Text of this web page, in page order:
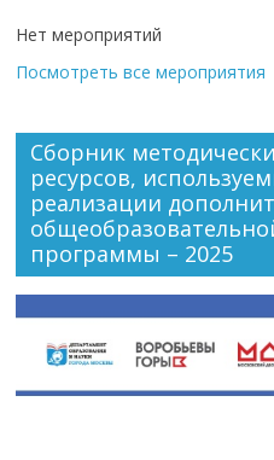
Нет мероприятий
Посмотреть все мероприятия
Сборник
ресурсов,
реализации
программы – 2025